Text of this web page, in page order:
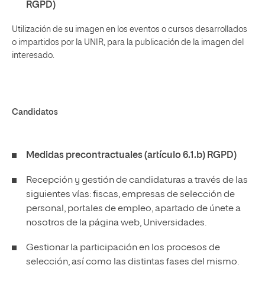
RGPD)
Utilización de su imagen en los eventos o cursos desarrollados
o impartidos por la UNIR, para la publicación de la imagen del
interesado.
Candidatos
Medidas precontractuales (artículo 6.1.b) RGPD)
Recepción y gestión de candidaturas a través de las
siguientes vías: fiscas, empresas de selección de
personal, portales de empleo, apartado de únete a
nosotros de la página web, Universidades.
Gestionar la participación en los procesos de
selección, así como las distintas fases del mismo.